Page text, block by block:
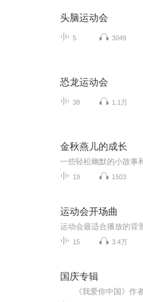
头脑运动会
5 3049
恐龙运动会
38 1.1万
金秋燕儿的成长
19 1503
运动会开场曲
15 3.4万
国庆专辑